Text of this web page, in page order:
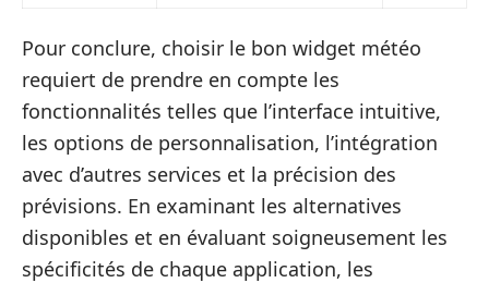
Pour conclure, choisir le bon widget météo
requiert de prendre en compte les
fonctionnalités telles que l’interface intuitive,
les options de personnalisation, l’intégration
avec d’autres services et la précision des
prévisions. En examinant les alternatives
disponibles et en évaluant soigneusement les
spécificités de chaque application, les